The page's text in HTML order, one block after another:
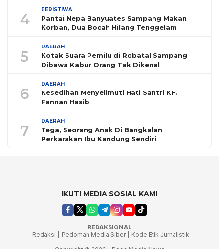
4
PERISTIWA
Pantai Nepa Banyuates Sampang Makan
Korban, Dua Bocah Hilang Tenggelam
5
DAERAH
Kotak Suara Pemilu di Robatal Sampang
Dibawa Kabur Orang Tak Dikenal
6
DAERAH
Kesedihan Menyelimuti Hati Santri KH.
Fannan Hasib
7
DAERAH
Tega, Seorang Anak Di Bangkalan
Perkarakan Ibu Kandung Sendiri
IKUTI MEDIA SOSIAL KAMI
REDAKSIONAL
Redaksi |
Pedoman Media Siber |
Kode Etik Jurnalistik